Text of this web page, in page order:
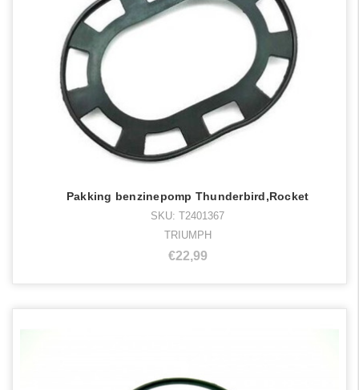
Pakking benzinepomp Thunderbird,Rocket
SKU: T2401367
TRIUMPH
€22,99